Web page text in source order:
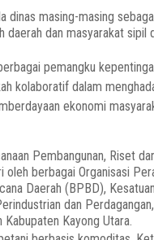
dinas masing-masing
dan masyarakat sipil
pemangku
kolaboratif dalam
ekonomi
Pembangunan, Riset
berbagai Organisasi
Daerah (BPBD),
dan
Kayong Utara.